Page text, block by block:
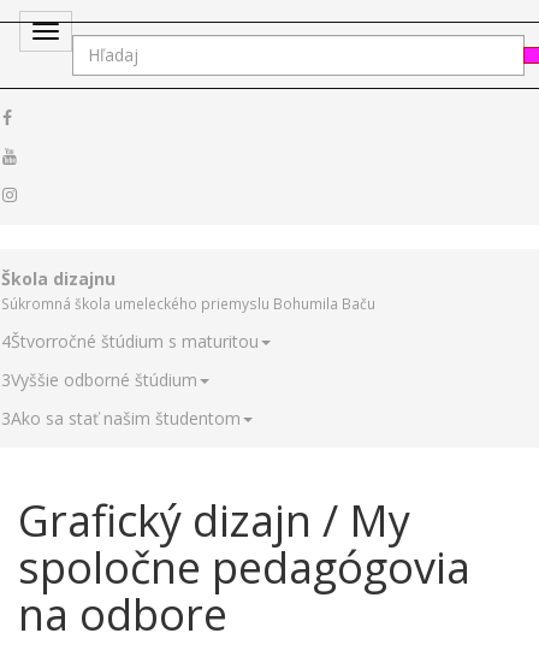
Toggle
navigation
Škola dizajnu
Súkromná škola umeleckého priemyslu Bohumila Baču
4Štvorročné štúdium s maturitou
3Vyššie odborné štúdium
3Ako sa stať našim študentom
Grafický dizajn / My
spoločne pedagógovia
na odbore